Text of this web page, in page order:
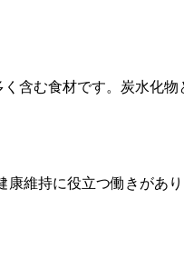
含む食材です。炭水化
維持に役立つ働きがあ